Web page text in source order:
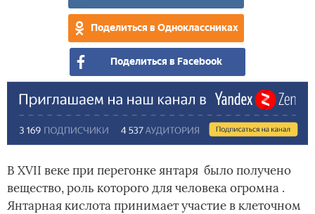
Поделиться в Одноклассниках
Поделиться в Facebook
В XVII веке при перегонке янтаря было получено
вещество, роль которого для человека огромна .
Янтарная кислота принимает участие в клеточном